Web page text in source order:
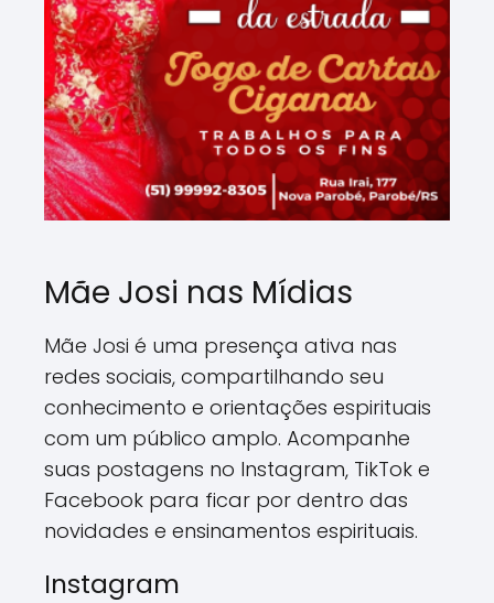
Mãe Josi nas Mídias
Mãe Josi é uma presença ativa nas
redes sociais, compartilhando seu
conhecimento e orientações espirituais
com um público amplo. Acompanhe
suas postagens no Instagram, TikTok e
Facebook para ficar por dentro das
novidades e ensinamentos espirituais.
Instagram